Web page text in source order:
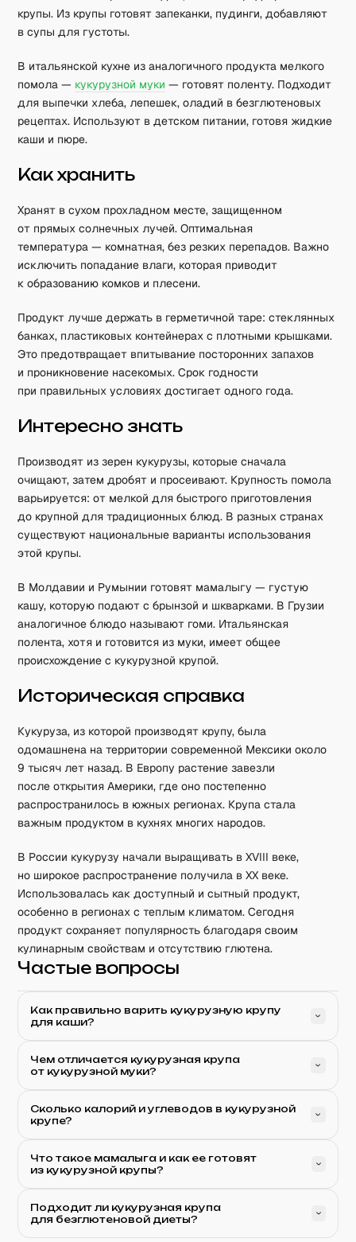
крупы. Из крупы готовят запеканки, пудинги, добавляют
в супы для густоты.
В итальянской кухне из аналогичного продукта мелкого
помола — кукурузной муки — готовят поленту. Подходит
для выпечки хлеба, лепешек, оладий в безглютеновых
рецептах. Используют в детском питании, готовя жидкие
каши и пюре.
Как хранить
Хранят в сухом прохладном месте, защищенном
от прямых солнечных лучей. Оптимальная
температура — комнатная, без резких перепадов. Важно
исключить попадание влаги, которая приводит
к образованию комков и плесени.
Продукт лучше держать в герметичной таре: стеклянных
банках, пластиковых контейнерах с плотными крышками.
Это предотвращает впитывание посторонних запахов
и проникновение насекомых. Срок годности
при правильных условиях достигает одного года.
Интересно знать
Производят из зерен кукурузы, которые сначала
очищают, затем дробят и просеивают. Крупность помола
варьируется: от мелкой для быстрого приготовления
до крупной для традиционных блюд. В разных странах
существуют национальные варианты использования
этой крупы.
В Молдавии и Румынии готовят мамалыгу — густую
кашу, которую подают с брынзой и шкварками. В Грузии
аналогичное блюдо называют гоми. Итальянская
полента, хотя и готовится из муки, имеет общее
происхождение с кукурузной крупой.
Историческая справка
Кукуруза, из которой производят крупу, была
одомашнена на территории современной Мексики около
9 тысяч лет назад. В Европу растение завезли
после открытия Америки, где оно постепенно
распространилось в южных регионах. Крупа стала
важным продуктом в кухнях многих народов.
В России кукурузу начали выращивать в XVIII веке,
но широкое распространение получила в XX веке.
Использовалась как доступный и сытный продукт,
особенно в регионах с теплым климатом. Сегодня
продукт сохраняет популярность благодаря своим
кулинарным свойствам и отсутствию глютена.
Частые вопросы
Как правильно варить кукурузную крупу
для каши?
Чем отличается кукурузная крупа
от кукурузной муки?
Сколько калорий и углеводов в кукурузной
крупе?
Что такое мамалыга и как ее готовят
из кукурузной крупы?
Подходит ли кукурузная крупа
для безглютеновой диеты?